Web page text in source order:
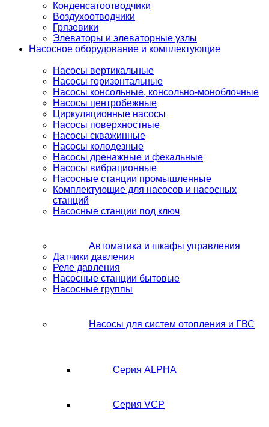
Конденсатоотводчики
Воздухоотводчики
Грязевики
Элеваторы и элеваторные узлы
Насосное оборудование и комплектующие
Насосы вертикальные
Насосы горизонтальные
Насосы консольные, консольно-моноблочные
Насосы центробежные
Циркуляционные насосы
Насосы поверхностные
Насосы скважинные
Насосы колодезные
Насосы дренажные и фекальные
Насосы вибрационные
Насосные станции промышленные
Комплектующие для насосов и насосных
станций
Насосные станции под ключ
Автоматика и шкафы управления
Датчики давления
Реле давления
Насосные станции бытовые
Насосные группы
Насосы для систем отопления и ГВС
Серия ALPHA
Серия VCP